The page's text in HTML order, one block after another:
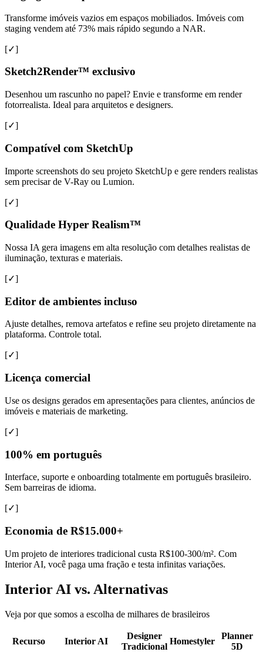
Transforme imóveis vazios em espaços mobiliados. Imóveis com
staging vendem até 73% mais rápido segundo a NAR.
[✓]
Sketch2Render™ exclusivo
Desenhou um rascunho no papel? Envie e transforme em render
fotorrealista. Ideal para arquitetos e designers.
[✓]
Compatível com SketchUp
Importe screenshots do seu projeto SketchUp e gere renders realistas
sem precisar de V-Ray ou Lumion.
[✓]
Qualidade Hyper Realism™
Nossa IA gera imagens em alta resolução com detalhes realistas de
iluminação, texturas e materiais.
[✓]
Editor de ambientes incluso
Ajuste detalhes, remova artefatos e refine seu projeto diretamente na
plataforma. Controle total.
[✓]
Licença comercial
Use os designs gerados em apresentações para clientes, anúncios de
imóveis e materiais de marketing.
[✓]
100% em português
Interface, suporte e onboarding totalmente em português brasileiro.
Sem barreiras de idioma.
[✓]
Economia de R$15.000+
Um projeto de interiores tradicional custa R$100-300/m². Com
Interior AI, você paga uma fração e testa infinitas variações.
Interior AI vs. Alternativas
Veja por que somos a escolha de milhares de brasileiros
Recurso Interior AI
Designer
Tradicional
Homestyler
Planner
5D